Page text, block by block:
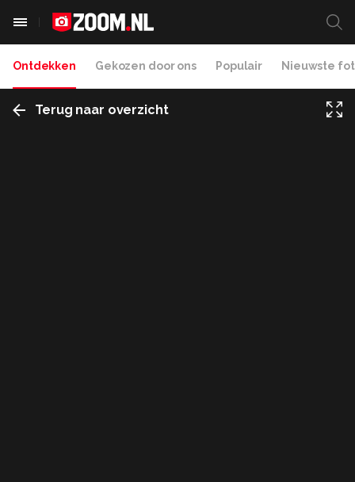
Ontdekken Gekozen door ons Populair Nieuwste
Terug naar overzicht